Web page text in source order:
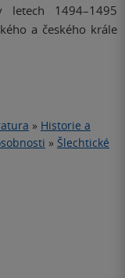
letech 1494–1495
a českého krále
» Historie a
» Šlechtické